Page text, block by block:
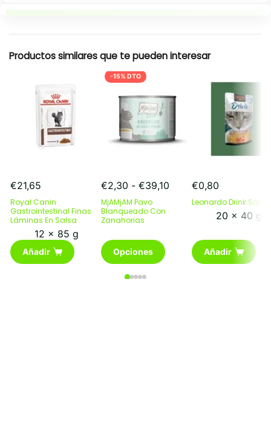
Productos similares que te pueden interesar
€21,65
Royal Canin
Gastrointestinal Finas
Láminas En Salsa
12 x 85 g
Añadir
-15% DTO
€2,30 - €39,10 Rango
precios:
hasta
€39,10
MjAMjAM Pavo
Blanqueado Con
Zanahorias
Opciones
Este
producto
múltiples
€0,80
Leonardo Drink
20 x 40 g
Añadir